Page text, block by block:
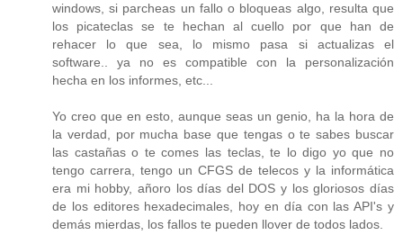
windows, si parcheas un fallo o bloqueas algo, resulta que
los picateclas se te hechan al cuello por que han de
rehacer lo que sea, lo mismo pasa si actualizas el
software.. ya no es compatible con la personalización
hecha en los informes, etc...
Yo creo que en esto, aunque seas un genio, ha la hora de
la verdad, por mucha base que tengas o te sabes buscar
las castañas o te comes las teclas, te lo digo yo que no
tengo carrera, tengo un CFGS de telecos y la informática
era mi hobby, añoro los días del DOS y los gloriosos días
de los editores hexadecimales, hoy en día con las API's y
demás mierdas, los fallos te pueden llover de todos lados.